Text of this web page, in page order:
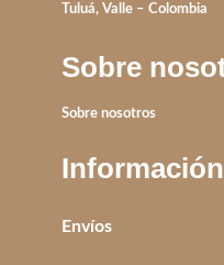
Tuluá, Valle – Colombia
Sobre
Sobre nosotros
Información
Envíos